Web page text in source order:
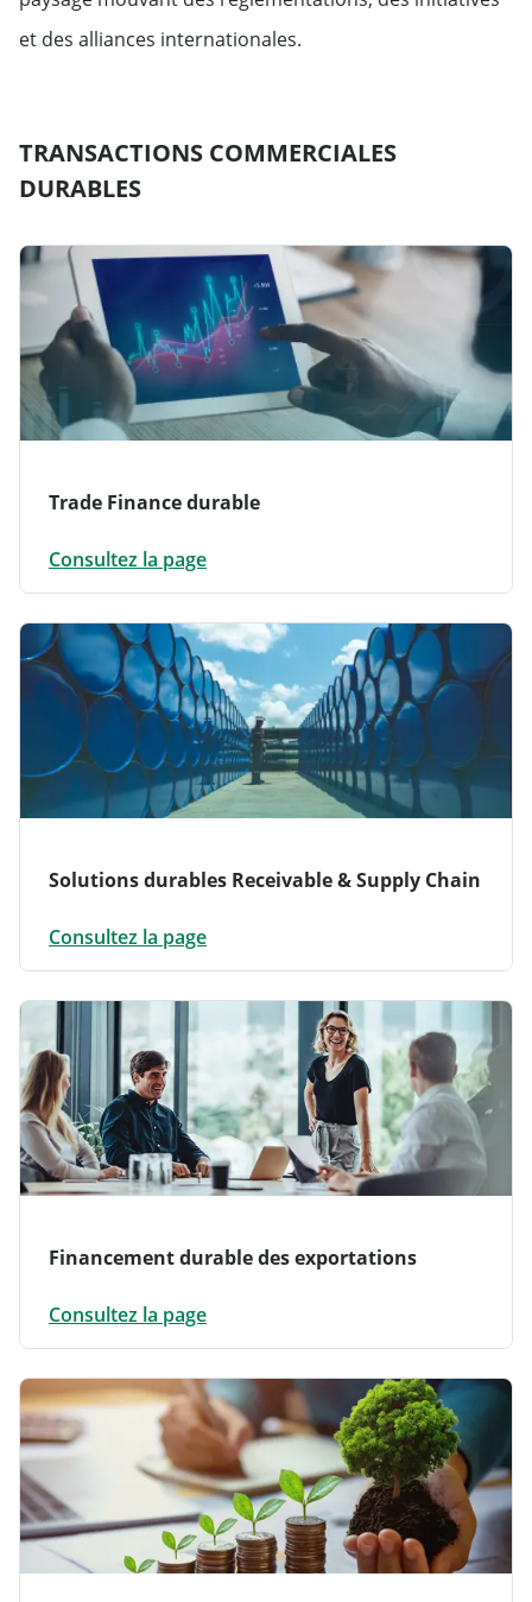
et des alliances internationales.
TRANSACTIONS COMMERCIALES
DURABLES
Trade Finance durable
Consultez la page
Solutions durables Receivable & Supply Chain
Consultez la page
Financement durable des exportations
Consultez la page